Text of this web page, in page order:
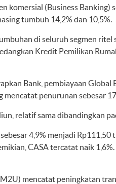
komersial (Business Banking)
tumbuh 14,2% dan 10,5%.
di seluruh segmen
Kredit Pemilikan
Bank, pembiayaan
mencatat penurunan sebesar
relatif sama dibandingkan
4,9% menjadi
CASA tercatat naik
mencatat peningkatan